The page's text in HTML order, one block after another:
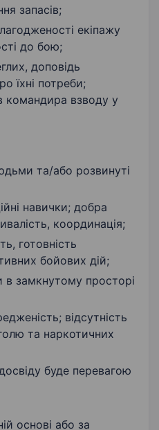
запасів;
екіпажу
до бою;
доповідь
їхні потреби;
командира взводу у
та/або розвинуті
навички; добра
координація;
готовність
бойових дій;
в замкнутому просторі
відсутність
та наркотичних
буде перевагою
основі або за